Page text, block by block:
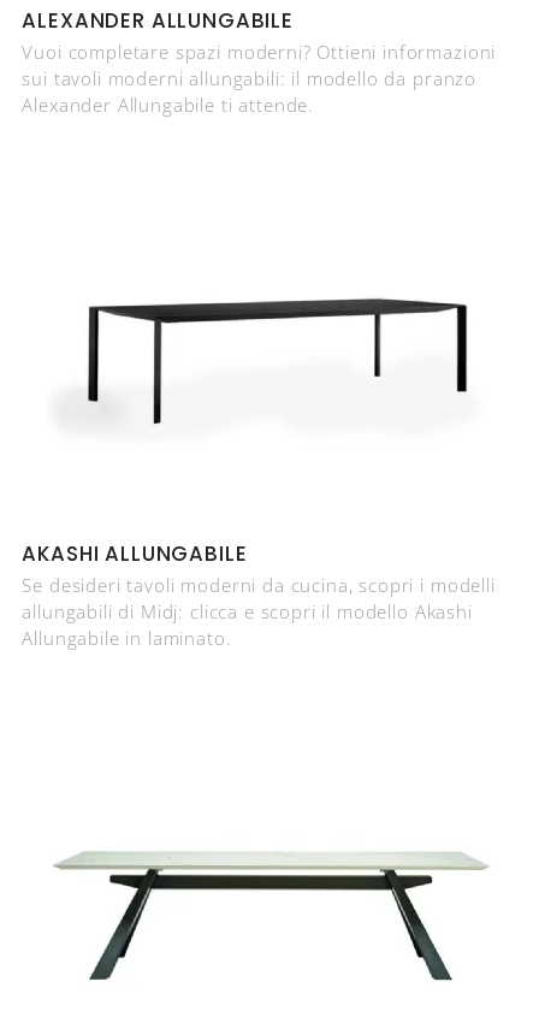
ALEXANDER ALLUNGABILE
Vuoi completare spazi moderni? Ottieni informazioni
sui tavoli moderni allungabili: il modello da pranzo
Alexander Allungabile ti attende.
AKASHI ALLUNGABILE
Se desideri tavoli moderni da cucina, scopri i modelli
allungabili di Midj: clicca e scopri il modello Akashi
Allungabile in laminato.